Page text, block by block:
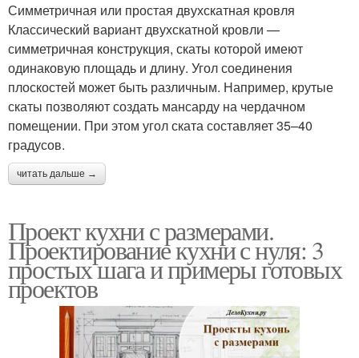
Симметричная или простая двухскатная кровля
Классический вариант двухскатной кровли —
симметричная конструкция, скаты которой имеют
одинаковую площадь и длину. Угол соединения
плоскостей может быть различным. Например, крутые
скаты позволяют создать мансарду на чердачном
помещении. При этом угол ската составляет 35–40
градусов.
читать дальше →
Проект кухни с размерами.
Проектирование кухни с нуля: 3
простых шага и примеры готовых
проектов